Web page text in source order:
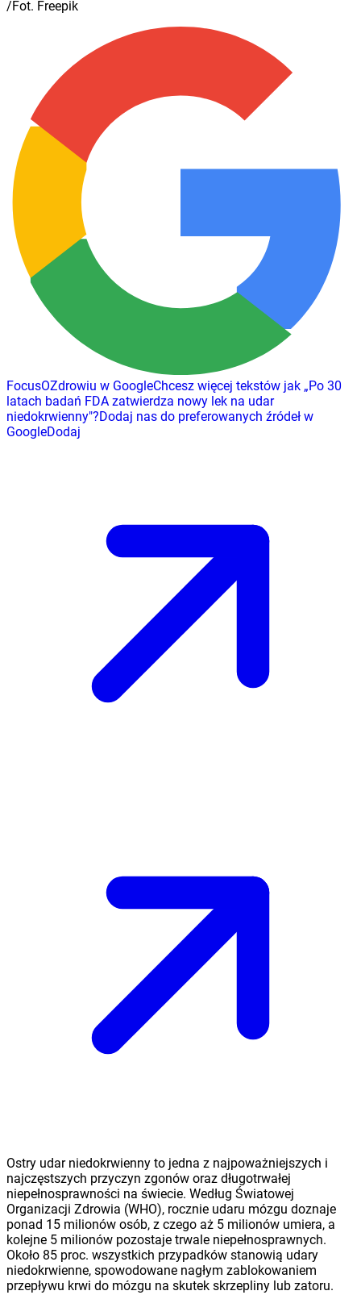
/Fot. Freepik
FocusOZdrowiu w GoogleChcesz więcej tekstów jak „Po 30
latach badań FDA zatwierdza nowy lek na udar
niedokrwienny"?Dodaj nas do preferowanych źródeł w
GoogleDodaj
Ostry udar niedokrwienny to jedna z najpoważniejszych i
najczęstszych przyczyn zgonów oraz długotrwałej
niepełnosprawności na świecie. Według Światowej
Organizacji Zdrowia (WHO), rocznie udaru mózgu doznaje
ponad 15 milionów osób, z czego aż 5 milionów umiera, a
kolejne 5 milionów pozostaje trwale niepełnosprawnych.
Około 85 proc. wszystkich przypadków stanowią udary
niedokrwienne, spowodowane nagłym zablokowaniem
przepływu krwi do mózgu na skutek skrzepliny lub zatoru.